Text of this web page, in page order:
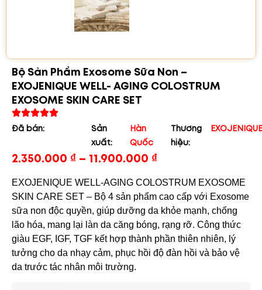
Bộ Sản Phẩm Exosome Sữa Non –
EXOJENIQUE WELL- AGING COLOSTRUM
EXOSOME SKIN CARE SET
Đã bán:
Sản
xuất:
Hàn
Quốc
Thương
hiệu:
2.350.000 ₫ – 11.900.000 ₫
EXOJENIQUE WELL-AGING COLOSTRUM EXOSOME
SKIN CARE SET – Bộ 4 sản phẩm cao cấp với Exosome
sữa non độc quyền, giúp dưỡng da khỏe mạnh, chống
lão hóa, mang lại làn da căng bóng, rạng rỡ. Công thức
giàu EGF, IGF, TGF kết hợp thành phần thiên nhiên, lý
tưởng cho da nhạy cảm, phục hồi độ đàn hồi và bảo vệ
da trước tác nhân môi trường.